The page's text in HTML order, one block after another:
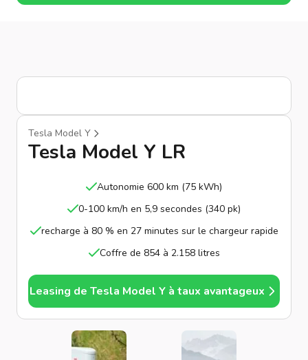
Tesla Model Y
Tesla Model Y LR
Autonomie 600 km (75 kWh)
0-100 km/h en 5,9 secondes (340 pk)
recharge à 80 % en 27 minutes sur le chargeur rapide
Coffre de 854 à 2.158 litres
Leasing de Tesla Model Y à taux avantageux